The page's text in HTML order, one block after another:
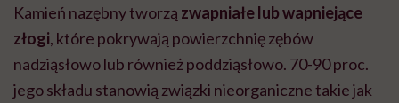
Kamień nazębny tworzą zwapniałe lub wapniejące
złogi, które pokrywają powierzchnię zębów
nadziąsłowo lub również poddziąsłowo. 70-90 proc.
jego składu stanowią związki nieorganiczne takie jak